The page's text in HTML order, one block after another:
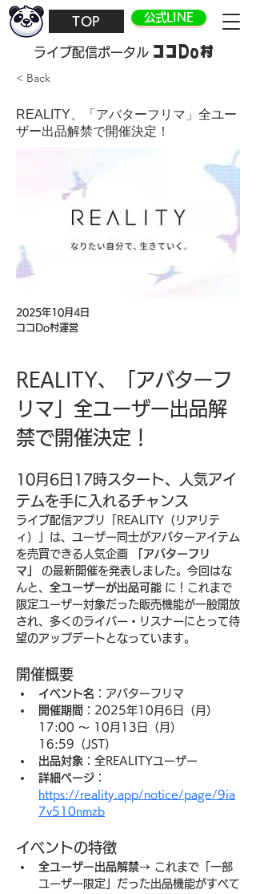
TOP 公式LINE
​ライブ配信ポータル ココDo村
< Back
REALITY、「アバターフリマ」全ユー
ザー出品解禁で開催決定！
2025年10月4日
ココDo村運営
REALITY、「アバターフ
リマ」全ユーザー出品解
禁で開催決定！
10月6日17時スタート、人気アイ
テムを手に入れるチャンス
ライブ配信アプリ「REALITY（リアリテ
ィ）」は、ユーザー同士がアバターアイテム
を売買できる人気企画
「アバターフリ
マ」
の最新開催を発表しました。今回はな
んと、 全ユーザーが出品可能 に！これまで
限定ユーザー対象だった販売機能が一般開放
され、多くのライバー・リスナーにとって待
望のアップデートとなっています。
開催概要
イベント名 ：アバターフリマ
開催期間 ：2025年10月6日（月）
17:00 〜 10月13日（月）
16:59（JST）
出品対象 ：全REALITYユーザー
詳細ページ ：
https://reality.app/notice/page/9ia
7v510nmzb
イベントの特徴
全ユーザー出品解禁→ これまで「一部
ユーザー限定」だった出品機能がすべて